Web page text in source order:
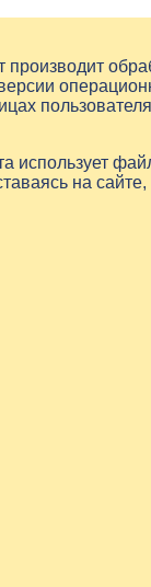
производит
использует
на